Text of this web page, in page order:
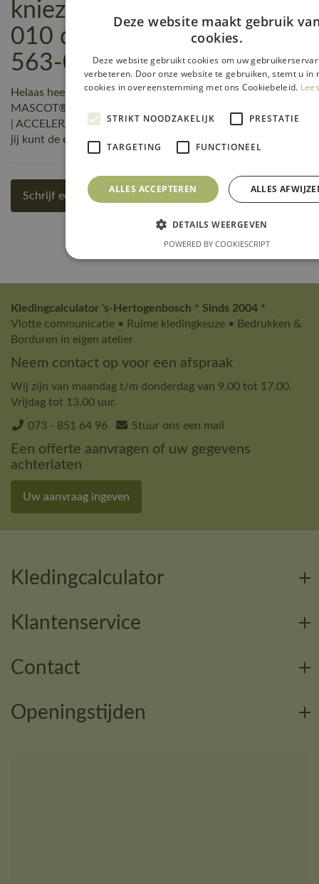
kniezakken | ACCELERATE |
010 donkermarine | 20769-
563-010 reviews
Helaas heeft nog niemand een beoordeling geschreven over
MASCOT® Workwear Amerikaanse overall met kniezakken
| ACCELERATE | 010 donkermarine | 20769-563-010, maar
jij kunt de eerste zijn! Schrijf een review!
Schrijf een review
Kledingcalculator 's-Hertogenbosch * Sinds 2004 *
Vlotte communicatie • Ruime kledingkeuze • Bedrukken &
Borduren in eigen atelier
Neem contact op voor een afspraak
Wij zijn van maandag t/m donderdag van 9.00 tot 17.00.
Vrijdag tot 13.00 uur.
073 - 851 64 96 Stuur ons een mail
Een offerte aanvragen of uw gegevens
achterlaten
Uw aanvraag ingeven
Kledingcalculator
Klantenservice
Contact
Openingstijden
Deze website maakt gebruik
cookies.
Deze website gebruikt cookies om uw
verbeteren. Door onze website te gebruiken, stemt u in
cookies in overeenstemming met ons Cookiebeleid.
STRIKT NOODZAKELIJK PRESTATIE
TARGETING FUNCTIONEEL
ALLES ACCEPTEREN ALLES
DETAILS WEERGEVEN
POWERED BY COOKIESCRIPT